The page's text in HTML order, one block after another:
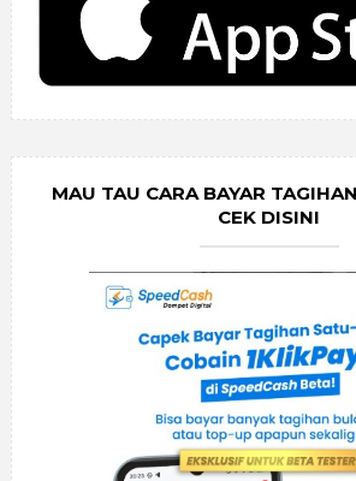
MAU TAU CARA BAYAR
CEK DISINI